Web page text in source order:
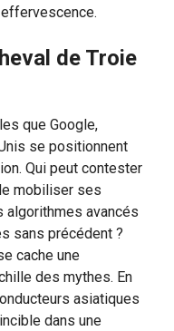
de Troie
que Google,
se positionnent
Qui peut contester
mobiliser ses
avancés
sans précédent ?
cache une
des mythes. En
asiatiques
dans une